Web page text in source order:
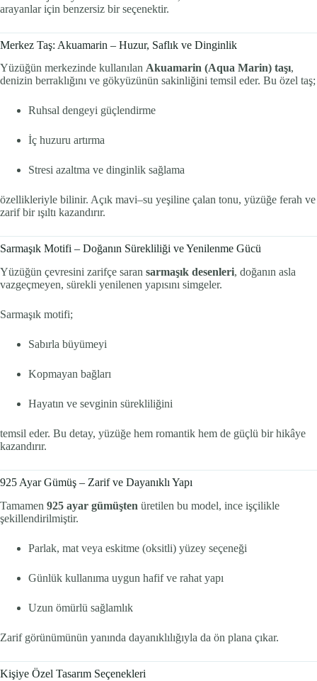
arayanlar için benzersiz bir seçenektir.
Merkez Taş: Akuamarin – Huzur, Saflık ve Dinginlik
Yüzüğün merkezinde kullanılan Akuamarin (Aqua Marin) taşı,
denizin berraklığını ve gökyüzünün sakinliğini temsil eder. Bu özel taş;
Ruhsal dengeyi güçlendirme
İç huzuru artırma
Stresi azaltma ve dinginlik sağlama
özellikleriyle bilinir. Açık mavi–su yeşiline çalan tonu, yüzüğe ferah ve
zarif bir ışıltı kazandırır.
Sarmaşık Motifi – Doğanın Sürekliliği ve Yenilenme Gücü
Yüzüğün çevresini zarifçe saran sarmaşık desenleri, doğanın asla
vazgeçmeyen, sürekli yenilenen yapısını simgeler.
Sarmaşık motifi;
Sabırla büyümeyi
Kopmayan bağları
Hayatın ve sevginin sürekliliğini
temsil eder. Bu detay, yüzüğe hem romantik hem de güçlü bir hikâye
kazandırır.
925 Ayar Gümüş – Zarif ve Dayanıklı Yapı
Tamamen 925 ayar gümüşten üretilen bu model, ince işçilikle
şekillendirilmiştir.
Parlak, mat veya eskitme (oksitli) yüzey seçeneği
Günlük kullanıma uygun hafif ve rahat yapı
Uzun ömürlü sağlamlık
Zarif görünümünün yanında dayanıklılığıyla da ön plana çıkar.
Kişiye Özel Tasarım Seçenekleri